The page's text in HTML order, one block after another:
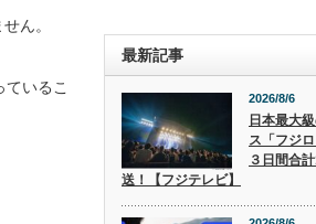
ん。
いるこ
最新記事
2026/8/6
日本最大
ス「フジ
３日間合
送！【フジテレビ】